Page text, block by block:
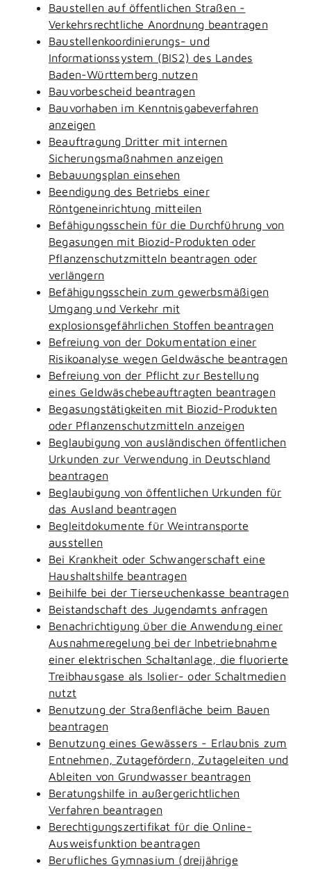
Baustellen auf öffentlichen Straßen -
Verkehrsrechtliche Anordnung beantragen
Baustellenkoordinierungs- und
Informationssystem (BIS2) des Landes
Baden-Württemberg nutzen
Bauvorbescheid beantragen
Bauvorhaben im Kenntnisgabeverfahren
anzeigen
Beauftragung Dritter mit internen
Sicherungsmaßnahmen anzeigen
Bebauungsplan einsehen
Beendigung des Betriebs einer
Röntgeneinrichtung mitteilen
Befähigungsschein für die Durchführung von
Begasungen mit Biozid-Produkten oder
Pflanzenschutzmitteln beantragen oder
verlängern
Befähigungsschein zum gewerbsmäßigen
Umgang und Verkehr mit
explosionsgefährlichen Stoffen beantragen
Befreiung von der Dokumentation einer
Risikoanalyse wegen Geldwäsche beantragen
Befreiung von der Pflicht zur Bestellung
eines Geldwäschebeauftragten beantragen
Begasungstätigkeiten mit Biozid-Produkten
oder Pflanzenschutzmitteln anzeigen
Beglaubigung von ausländischen öffentlichen
Urkunden zur Verwendung in Deutschland
beantragen
Beglaubigung von öffentlichen Urkunden für
das Ausland beantragen
Begleitdokumente für Weintransporte
ausstellen
Bei Krankheit oder Schwangerschaft eine
Haushaltshilfe beantragen
Beihilfe bei der Tierseuchenkasse beantragen
Beistandschaft des Jugendamts anfragen
Benachrichtigung über die Anwendung einer
Ausnahmeregelung bei der Inbetriebnahme
einer elektrischen Schaltanlage, die fluorierte
Treibhausgase als Isolier- oder Schaltmedien
nutzt
Benutzung der Straßenfläche beim Bauen
beantragen
Benutzung eines Gewässers - Erlaubnis zum
Entnehmen, Zutagefördern, Zutageleiten und
Ableiten von Grundwasser beantragen
Beratungshilfe in außergerichtlichen
Verfahren beantragen
Berechtigungszertifikat für die Online-
Ausweisfunktion beantragen
Berufliches Gymnasium (dreijährige